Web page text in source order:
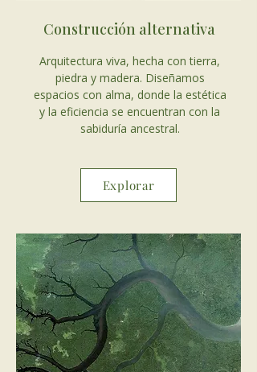
Construcción alternativa
Arquitectura viva, hecha con tierra,
piedra y madera. Diseñamos
espacios con alma, donde la estética
y la eficiencia se encuentran con la
sabiduría ancestral.
Explorar